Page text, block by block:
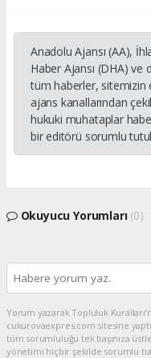
Anadolu Ajansı (AA),
Haber Ajansı (DHA) ve
tüm haberler, sitemizin
ajans kanallarından
hukuki muhataplar
bir editörü sorumlu
Okuyucu Yorumları (0)
Yorum yazarak Topluluk
cukurovaexpres.com sitesine
tüm sorumluluğu tek başınıza
yönetimi hiçbir şekilde sorumlu